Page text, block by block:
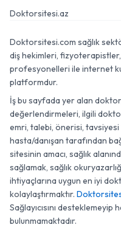
Doktorsitesi.az
Doktorsitesi.com sağlık
diş hekimleri,
profesyonelleri ile internet
platformdur.
İş bu sayfada yer alan
değerlendirmeleri, ilgili
emri, talebi, önerisi, tavsiyesi
hasta/danışan tarafından
sitesinin amacı, sağlık
sağlamak, sağlık
ihtiyaçlarına uygun en iyi
kolaylaştırmaktır.
Sağlayıcısını
bulunmamaktadır.